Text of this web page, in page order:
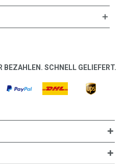
BEZAHLEN. SCHNELL GELIEFERT.